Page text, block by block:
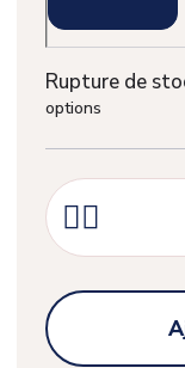
Rupture de
options
